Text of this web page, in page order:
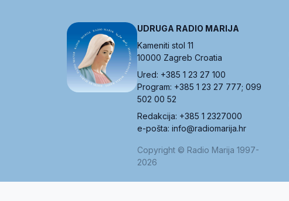
UDRUGA RADIO MARIJA
Kameniti stol 11
10000 Zagreb Croatia
Ured: +385 1 23 27 100
Program: +385 1 23 27 777; 099
502 00 52
Redakcija: +385 1 2327000
e-pošta: info@radiomarija.hr
Copyright © Radio Marija 1997-
2026